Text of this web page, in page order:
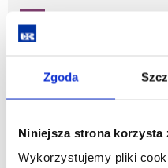
Zgoda
Niniejsza strona korzysta
Wykorzystujemy pliki
Harmonogramy zajęć
zobacz więcej